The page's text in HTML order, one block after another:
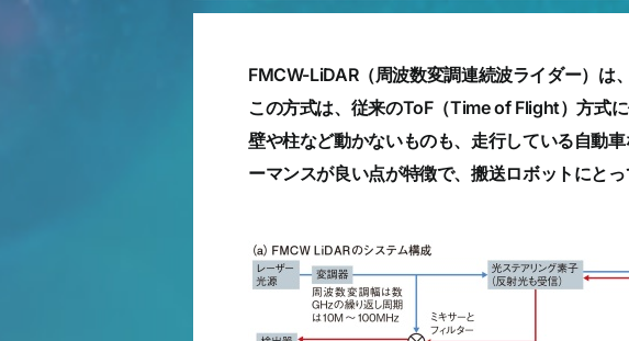
FMCW-LiDAR（周波数変調連続波ライダー）は
この方式は、従来のToF（Time of Flight）方式
壁や柱など動かないものも、走行している自動
ーマンスが良い点が特徴で、搬送ロボットにと